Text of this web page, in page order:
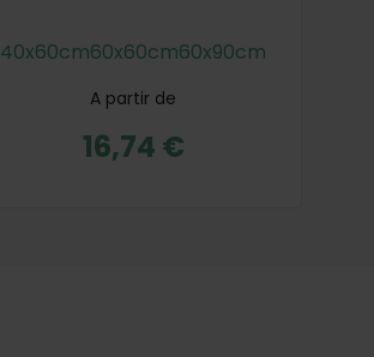
40x60cm60x60cm60x90cm
A partir de
16,74 €